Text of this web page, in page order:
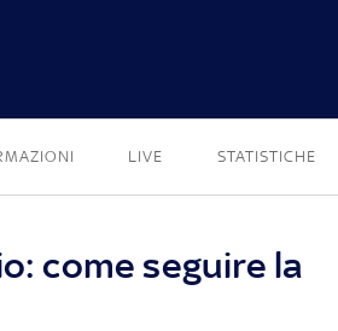
LIVE STATISTICHE
come seguire la